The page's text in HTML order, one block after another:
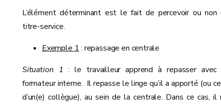
L’élément déterminant est le fait de percevoir ou non
titre-service.
Exemple 1 : repassage en centrale
Situation 1 : le travailleur apprend à repasser
formateur interne. Il repasse le linge qu’il a apporté (ou
d’un(e) collègue), au sein de la centrale. Dans ce cas, il